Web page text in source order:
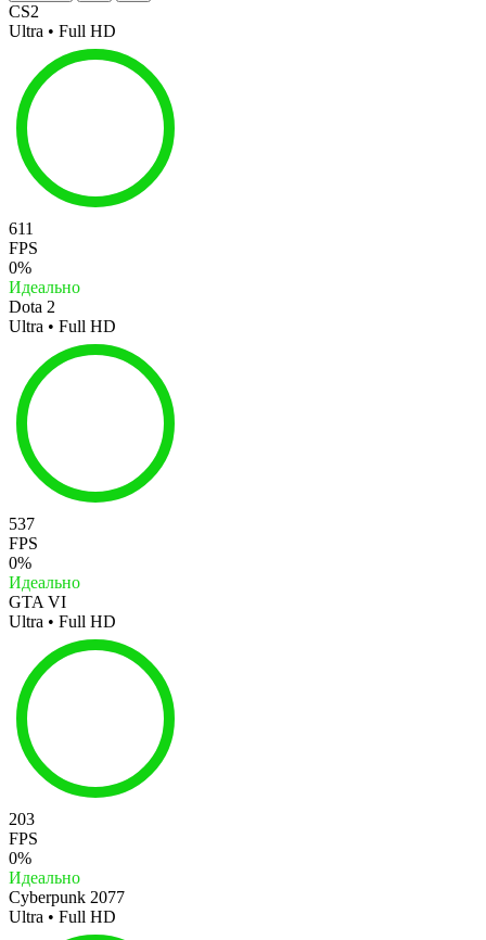
CS2
Ultra • Full HD
611
FPS
0%
Идеально
Dota 2
Ultra • Full HD
537
FPS
0%
Идеально
GTA VI
Ultra • Full HD
203
FPS
0%
Идеально
Cyberpunk 2077
Ultra • Full HD